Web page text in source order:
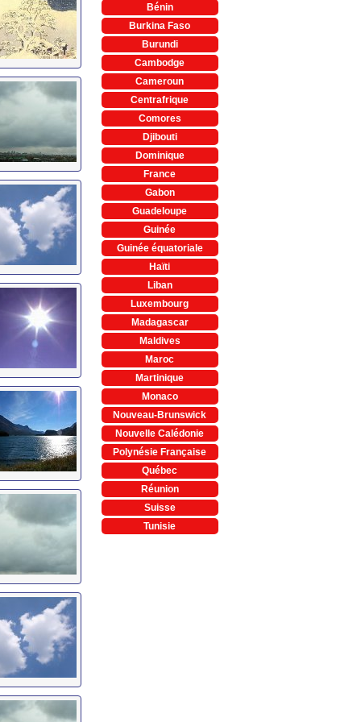
Bénin
Burkina Faso
Burundi
Cambodge
Cameroun
Centrafrique
Comores
Djibouti
Dominique
France
Gabon
Guadeloupe
Guinée
Guinée équatoriale
Haïti
Liban
Luxembourg
Madagascar
Maldives
Maroc
Martinique
Monaco
Nouveau-Brunswick
Nouvelle Calédonie
Polynésie Française
Québec
Réunion
Suisse
Tunisie